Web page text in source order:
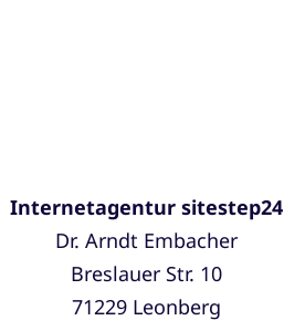
Internetagentur sitestep24
Dr. Arndt Embacher
Breslauer Str. 10
71229 Leonberg